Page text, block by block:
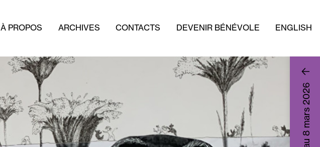
À PROPOS ARCHIVES CONTACTS DEVENIR BÉNÉVOLE ENGLISH
2026